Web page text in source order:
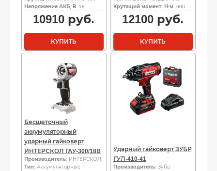
Напряжение АКБ, В: 18
10910 руб.
КУПИТЬ
Крутящий момент, Н·м: 900
12100 руб.
КУПИТЬ
Бесщеточный
аккумуляторный
ударный гайковерт
ИНТЕРСКОЛ ГАУ-300/18В
Производитель: ИНТЕРСКОЛ
Тип: Аккумуляторные
Ударный гайковерт ЗУБР
ГУЛ-410-41
Производитель: Зубр